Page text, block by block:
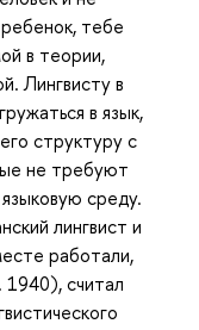
ребенок, тебе
в теории,
Лингвисту в
в язык,
структуру с
не требуют
среду.
лингвист и
работали,
1940), считал